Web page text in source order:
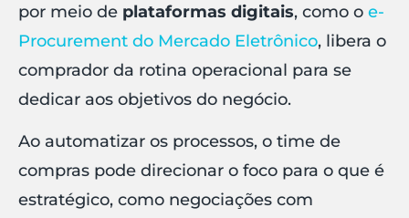
por meio de plataformas digitais, como o e-
Procurement do Mercado Eletrônico, libera o
comprador da rotina operacional para se
dedicar aos objetivos do negócio.
Ao automatizar os processos, o time de
compras pode direcionar o foco para o que é
estratégico, como negociações com